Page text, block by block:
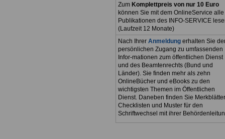
Zum Komplettpreis von nur 10 Euro
können Sie mit dem OnlineService alle
Publikationen des INFO-SERVICE
(Laufzeit 12 Monate)
Nach Ihrer Anmeldung erhalten Sie
persönlichen Zugang zu umfassenden
Infor-mationen zum öffentlichen Dienst
und des Beamtenrechts (Bund und
Länder). Sie finden mehr als zehn
OnlineBücher und eBooks zu den
wichtigsten Themen im Öffentlichen
Dienst. Daneben finden Sie
Checklisten und Muster für den
Schriftwechsel mit ihrer